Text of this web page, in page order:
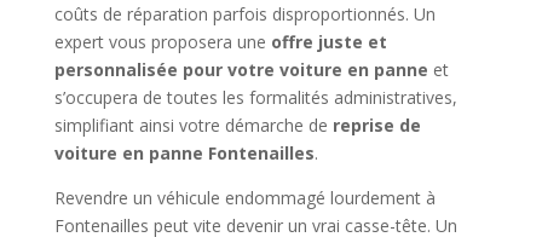
coûts de réparation parfois disproportionnés. Un
expert vous proposera une offre juste et
personnalisée pour votre voiture en panne et
s’occupera de toutes les formalités administratives,
simplifiant ainsi votre démarche de reprise de
voiture en panne Fontenailles.
Revendre un véhicule endommagé lourdement à
Fontenailles peut vite devenir un vrai casse-tête. Un